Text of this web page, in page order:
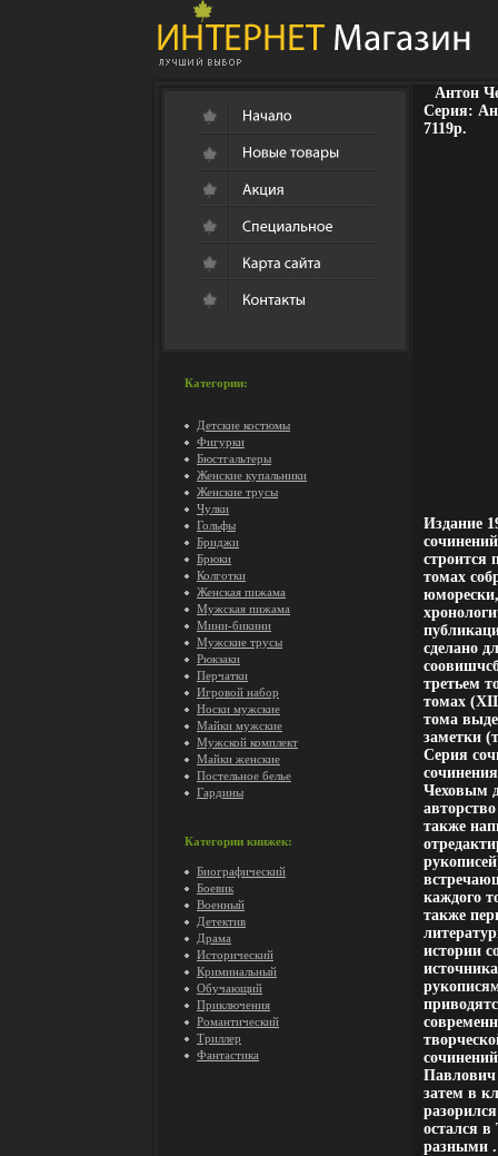
Категории:
Детские костюмы
Фигурки
Бюстгальтеры
Женские купальники
Женские трусы
Чулки
Гольфы
Бриджи
Брюки
Колготки
Женская пижама
Мужская пижама
Мини-бикини
Мужские трусы
Рюкзаки
Перчатки
Игровой набор
Носки мужские
Майки мужские
Мужской комплект
Майки женские
Постельное белье
Гардины
Категории книжек:
Биографический
Боевик
Военный
Детектив
Драма
Исторический
Криминальный
Обучающий
Приключения
Романтический
Триллер
Фантастика
Антон
Серия:
7119p.
Издание
строится
томах
сделано
третьем
томах
тома
заметки
Серия
Чеховым
также
каждого
также
истории
Павлович
затем в
остался
разными .